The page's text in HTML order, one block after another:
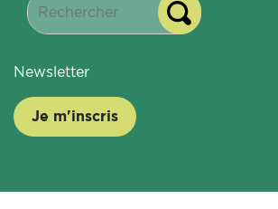
Newsletter
Je m'inscris